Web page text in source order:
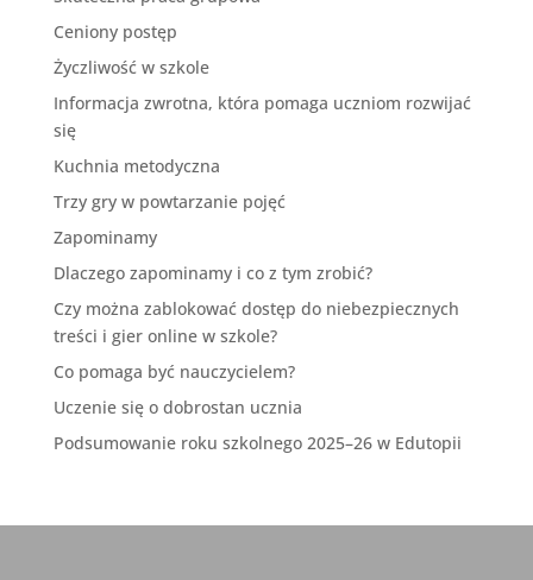
Ceniony postęp
Życzliwość w szkole
Informacja zwrotna, która pomaga uczniom rozwijać
się
Kuchnia metodyczna
Trzy gry w powtarzanie pojęć
Zapominamy
Dlaczego zapominamy i co z tym zrobić?
Czy można zablokować dostęp do niebezpiecznych
treści i gier online w szkole?
Co pomaga być nauczycielem?
Uczenie się o dobrostan ucznia
Podsumowanie roku szkolnego 2025–26 w Edutopii